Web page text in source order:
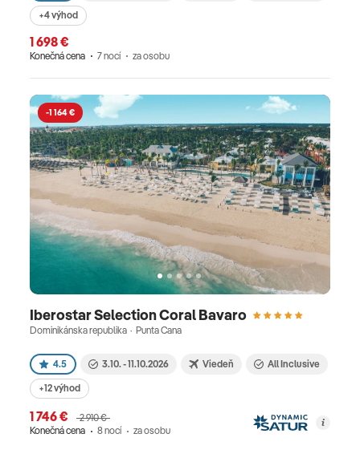
+4 výhod
1 698 €
Konečná cena 7 nocí za osobu
-1 164 €
Iberostar Selection Coral Bavaro
Dominikánska republika · Punta Cana
4.5 3.10. - 11.10.2026 Viedeň All Inclusive
+12 výhod
1 746 €
2 910 €
Konečná cena
8 nocí za osobu